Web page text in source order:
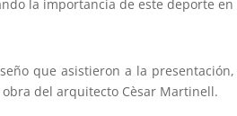
la importancia de este deporte en
que asistieron a la
del arquitecto Cèsar Martinell.